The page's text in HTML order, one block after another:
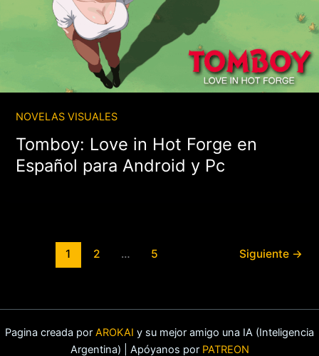
NOVELAS VISUALES
Tomboy: Love in Hot Forge en
Español para Android y Pc
1 2 … 5 Siguiente →
Pagina creada por AROKAI y su mejor amigo una IA (Inteligencia
Argentina) | Apóyanos por PATREON